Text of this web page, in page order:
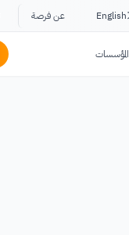
English عن فرصة
المؤسسات